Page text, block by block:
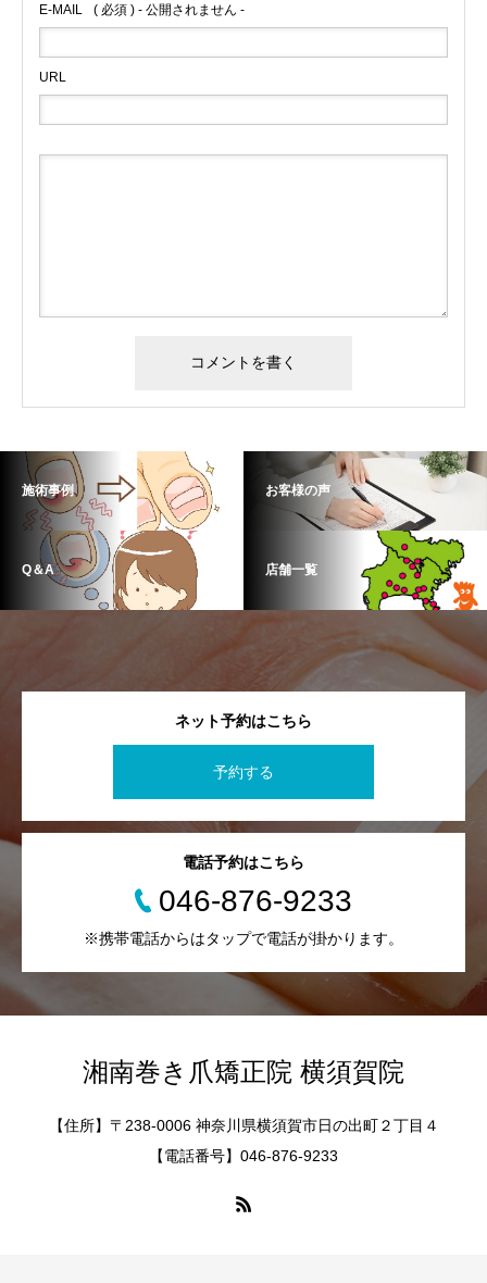
E-MAIL ( 必須 ) - 公開されません -
URL
施術事例 お客様の声
Q＆A 店舗一覧
ネット予約はこちら
予約する
電話予約はこちら
046-876-9233
※携帯電話からはタップで電話が掛かります。
湘南巻き爪矯正院 横須賀院
【住所】〒238-0006 神奈川県横須賀市日の出町２丁目４
【電話番号】046-876-9233